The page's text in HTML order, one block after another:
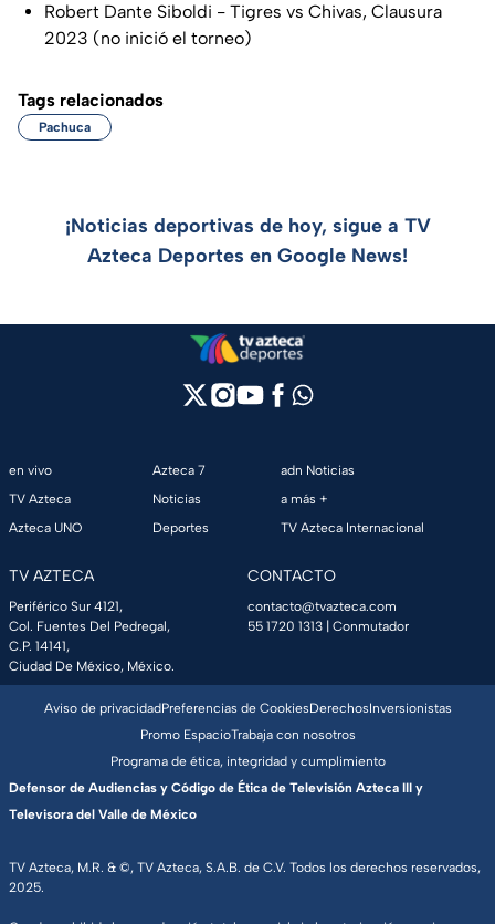
Robert Dante Siboldi - Tigres vs Chivas, Clausura
2023 (no inició el torneo)
Tags relacionados
Pachuca
¡Noticias deportivas de hoy, sigue a TV
Azteca Deportes en Google News!
en vivo
TV Azteca
Azteca UNO
Azteca 7
Noticias
Deportes
adn Noticias
a más +
TV Azteca Internacional
TV AZTECA
Periférico Sur 4121,
Col. Fuentes Del Pedregal,
C.P. 14141,
Ciudad De México, México.
CONTACTO
contacto@tvazteca.com
55 1720 1313 | Conmutador
TV Azteca, M.R. & ©, TV Azteca, S.A.B. de C.V. Todos los derechos reservados,
2025.
Aviso de privacidadPreferencias de CookiesDerechosInversionistas
Promo EspacioTrabaja con nosotros
Programa de ética, integridad y cumplimiento
Defensor de Audiencias y Código de Ética de Televisión Azteca III y
Televisora del Valle de México